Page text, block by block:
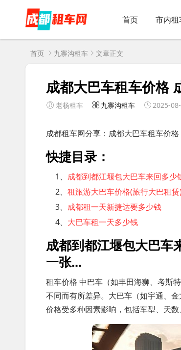
首页 市内租
首页 九寨沟租车 文章正文
成都大巴车租车价格
老杨租车 九寨沟租车 2025-
成都租车网分享：成都大巴车租车价格
快捷目录：
1、 成都到都江堰包大巴车来回多
2、租旅游大巴车价格(旅行大巴租
3、 成都租一天新捷达要多少钱
4、 大巴车租一天多少钱
成都到都江堰包大巴车
一张...
租车价格 中巴车（如丰田海狮、考斯
不同而有所差异。大巴车（如宇通、
价格受多种因素影响，包括车型、天数